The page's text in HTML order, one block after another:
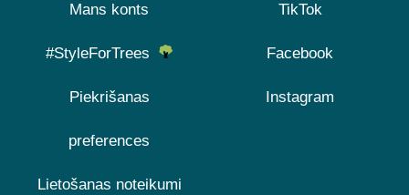
Mans konts
#StyleForTrees
Piekrišanas
preferences
Lietošanas noteikumi
TikTok
Facebook
Instagram